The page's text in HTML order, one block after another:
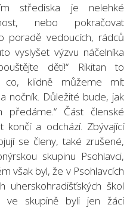
střediska je nelehké
nebo pokračovat
poradě vedoucích, rádců
vyslyšet výzvu náčelníka
děti!“ Rikitan to
co, klidně můžeme mít
nočník. Důležité bude, jak
Část členské
končí a odchází. Zbývající
se členy, také zrušené,
skupinu Psohlavci,
však byl, že v Psohlavcích
uherskohradišťských škol
skupině byli jen žáci